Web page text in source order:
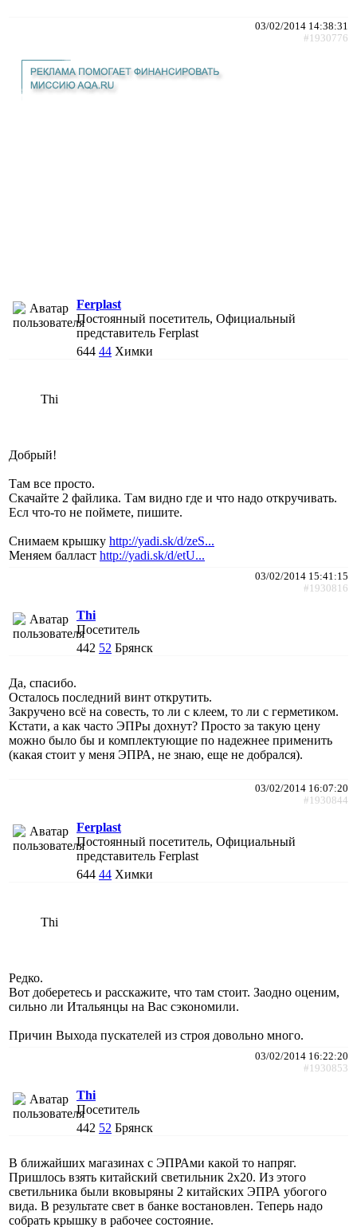
03/02/2014 14:38:31
#1930776
Ferplast
Постоянный посетитель, Официальный
представитель Ferplast
644 44 Химки
Thi
Добрый!
Там все просто.
Скачайте 2 файлика. Там видно где и что надо откручивать.
Есл что-то не поймете, пишите.
Снимаем крышку http://yadi.sk/d/zeS...
Меняем балласт http://yadi.sk/d/etU...
03/02/2014 15:41:15
#1930816
Thi
Посетитель
442 52 Брянск
Да, спасибо.
Осталось последний винт открутить.
Закручено всё на совесть, то ли с клеем, то ли с герметиком.
Кстати, а как часто ЭПРы дохнут? Просто за такую цену
можно было бы и комплектующие по надежнее применить
(какая стоит у меня ЭПРА, не знаю, еще не добрался).
03/02/2014 16:07:20
#1930844
Ferplast
Постоянный посетитель, Официальный
представитель Ferplast
644 44 Химки
Thi
Редко.
Вот доберетесь и расскажите, что там стоит. Заодно оценим,
сильно ли Итальянцы на Вас сэкономили.
Причин Выхода пускателей из строя довольно много.
03/02/2014 16:22:20
#1930853
Thi
Посетитель
442 52 Брянск
В ближайших магазинах с ЭПРАми какой то напряг.
Пришлось взять китайский светильник 2х20. Из этого
светильника были вковыряны 2 китайских ЭПРА убогого
вида. В результате свет в банке востановлен. Теперь надо
собрать крышку в рабочее состояние.